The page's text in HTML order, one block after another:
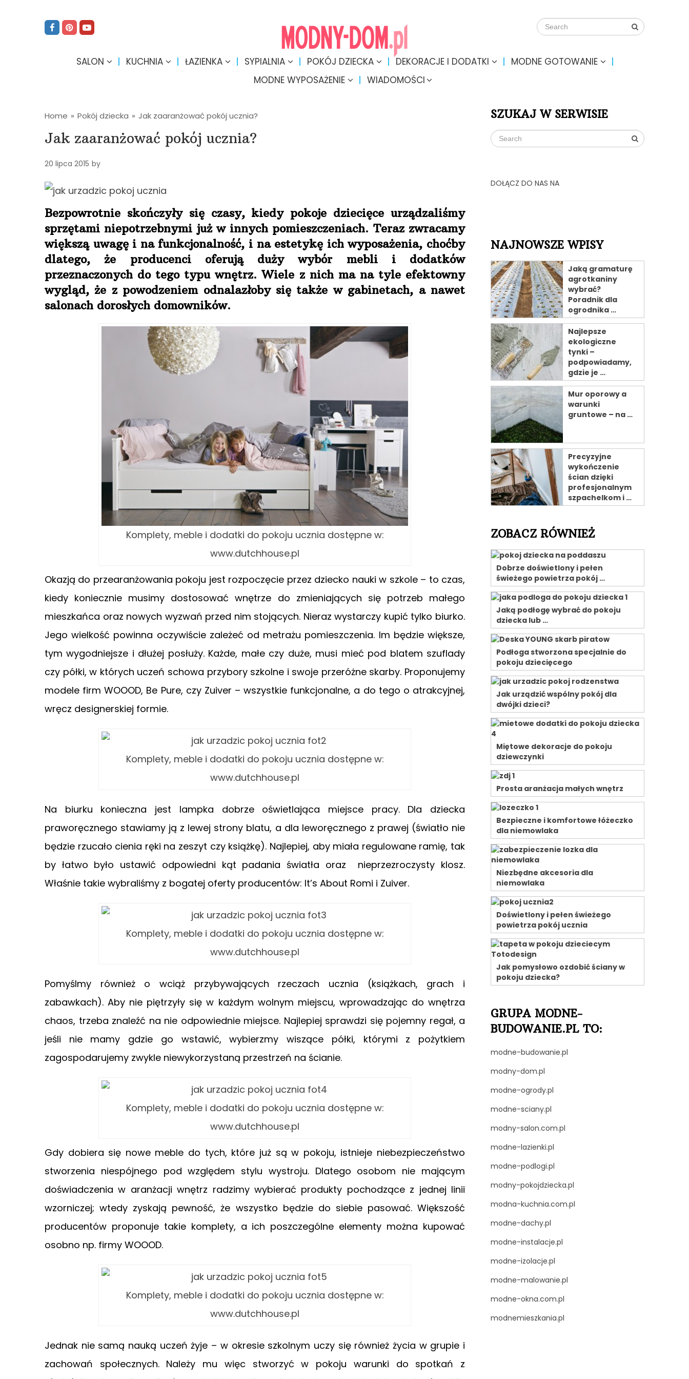
SALON KUCHNIA ŁAZIENKA SYPIALNIA POKÓJ DZIECKA DEKORACJE I DODATKI
MODNE GOTOWANIE
MODNE WYPOSAŻENIE
WIADOMOŚCI
Home » Pokój dziecka » Jak zaaranżować pokój ucznia?
Jak zaaranżować pokój ucznia?
20 lipca 2015 by
Bezpowrotnie skończyły się czasy, kiedy pokoje dziecięce urządzaliśmy
sprzętami niepotrzebnymi już w innych pomieszczeniach. Teraz zwracamy
większą uwagę i na funkcjonalność, i na estetykę ich wyposażenia, choćby
dlatego, że producenci oferują duży wybór mebli i dodatków
przeznaczonych do tego typu wnętrz. Wiele z nich ma na tyle efektowny
wygląd, że z powodzeniem odnalazłoby się także w gabinetach, a nawet
salonach dorosłych domowników.
Komplety, meble i dodatki do pokoju ucznia dostępne w:
www.dutchhouse.pl
Okazją do przearanżowania pokoju jest rozpoczęcie przez dziecko nauki w szkole – to czas,
kiedy koniecznie musimy dostosować wnętrze do zmieniających się potrzeb małego
mieszkańca oraz nowych wyzwań przed nim stojących. Nieraz wystarczy kupić tylko biurko.
Jego wielkość powinna oczywiście zależeć od metrażu pomieszczenia. Im będzie większe,
tym wygodniejsze i dłużej posłuży. Każde, małe czy duże, musi mieć pod blatem szuflady
czy półki, w których uczeń schowa przybory szkolne i swoje przeróżne skarby. Proponujemy
modele firm WOOOD, Be Pure, czy Zuiver – wszystkie funkcjonalne, a do tego o atrakcyjnej,
wręcz designerskiej formie.
Komplety, meble i dodatki do pokoju ucznia dostępne w:
www.dutchhouse.pl
Na biurku konieczna jest lampka dobrze oświetlająca miejsce pracy. Dla dziecka
praworęcznego stawiamy ją z lewej strony blatu, a dla leworęcznego z prawej (światło nie
będzie rzucało cienia ręki na zeszyt czy książkę). Najlepiej, aby miała regulowane ramię, tak
by łatwo było ustawić odpowiedni kąt padania światła oraz nieprzezroczysty klosz.
Właśnie takie wybraliśmy z bogatej oferty producentów: It’s About Romi i Zuiver.
Komplety, meble i dodatki do pokoju ucznia dostępne w:
www.dutchhouse.pl
Pomyślmy również o wciąż przybywających rzeczach ucznia (książkach, grach i
zabawkach). Aby nie piętrzyły się w każdym wolnym miejscu, wprowadzając do wnętrza
chaos, trzeba znaleźć na nie odpowiednie miejsce. Najlepiej sprawdzi się pojemny regał, a
jeśli nie mamy gdzie go wstawić, wybierzmy wiszące półki, którymi z pożytkiem
zagospodarujemy zwykle niewykorzystaną przestrzeń na ścianie.
Komplety, meble i dodatki do pokoju ucznia dostępne w:
www.dutchhouse.pl
Gdy dobiera się nowe meble do tych, które już są w pokoju, istnieje niebezpieczeństwo
stworzenia niespójnego pod względem stylu wystroju. Dlatego osobom nie mającym
doświadczenia w aranżacji wnętrz radzimy wybierać produkty pochodzące z jednej linii
wzorniczej; wtedy zyskają pewność, że wszystko będzie do siebie pasować. Większość
producentów proponuje takie komplety, a ich poszczególne elementy można kupować
osobno np. firmy WOOOD.
Komplety, meble i dodatki do pokoju ucznia dostępne w:
www.dutchhouse.pl
Jednak nie samą nauką uczeń żyje – w okresie szkolnym uczy się również życia w grupie i
zachowań społecznych. Należy mu więc stworzyć w pokoju warunki do spotkań z
SZUKAJ W SERWISIE
DOŁĄCZ DO NAS NA
NAJNOWSZE WPISY
Jaką gramaturę
agrotkaniny
wybrać?
Poradnik dla
ogrodnika …
Najlepsze
ekologiczne
tynki –
podpowiadamy,
gdzie je …
Mur oporowy a
warunki
gruntowe – na …
Precyzyjne
wykończenie
ścian dzięki
profesjonalnym
szpachelkom i …
ZOBACZ RÓWNIEŻ
Dobrze doświetlony i pełen
świeżego powietrza pokój …
Jaką podłogę wybrać do pokoju
dziecka lub …
Podłoga stworzona specjalnie do
pokoju dziecięcego
Jak urządzić wspólny pokój dla
dwójki dzieci?
Miętowe dekoracje do pokoju
dziewczynki
Prosta aranżacja małych wnętrz
Bezpieczne i komfortowe łóżeczko
dla niemowlaka
Niezbędne akcesoria dla
niemowlaka
Doświetlony i pełen świeżego
powietrza pokój ucznia
Jak pomysłowo ozdobić ściany w
pokoju dziecka?
GRUPA MODNE-
BUDOWANIE.PL TO:
modne-budowanie.pl
modny-dom.pl
modne-ogrody.pl
modne-sciany.pl
modny-salon.com.pl
modne-lazienki.pl
modne-podlogi.pl
modny-pokojdziecka.pl
modna-kuchnia.com.pl
modne-dachy.pl
modne-instalacje.pl
modne-izolacje.pl
modne-malowanie.pl
modne-okna.com.pl
modnemieszkania.pl